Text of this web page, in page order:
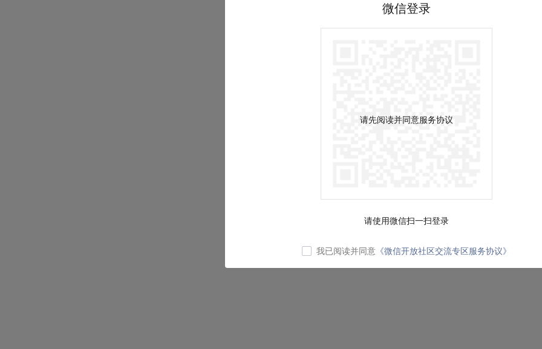
微信登录
请先阅读并同意服务协议
请使用微信扫一扫登录
我已阅读并同意 《微信开放社区交流专区服务协议》